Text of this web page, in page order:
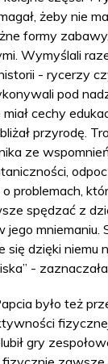
żeby nie
formy
Wymyślali
- rycerzy
pod
cechy
przyrodę.
ze
problemach,
spędzać z
mniemaniu.
się dzięki niemu
-
było też
gry